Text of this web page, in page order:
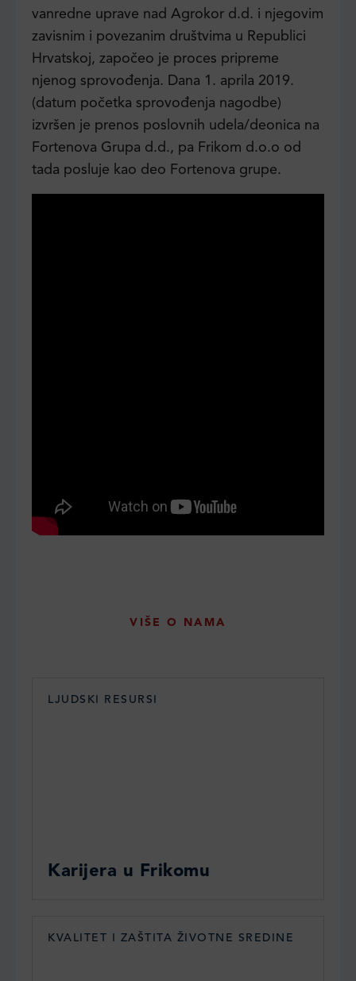
vanredne uprave nad Agrokor d.d. i njegovim
zavisnim i povezanim društvima u Republici
Hrvatskoj, započeo je proces pripreme
njenog sprovođenja. Dana 1. aprila 2019.
(datum početka sprovođenja nagodbe)
izvršen je prenos poslovnih udela/deonica na
Fortenova Grupa d.d., pa Frikom d.o.o od
tada posluje kao deo Fortenova grupe.
VIŠE O NAMA
LJUDSKI RESURSI
Karijera u Frikomu
KVALITET I ZAŠTITA ŽIVOTNE SREDINE